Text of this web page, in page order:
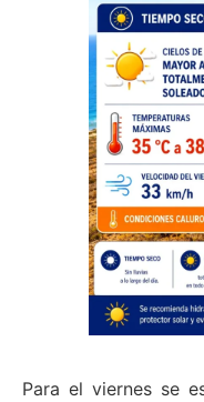
Para el viernes se